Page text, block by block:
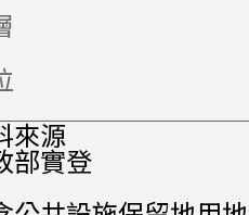
來源
部實登